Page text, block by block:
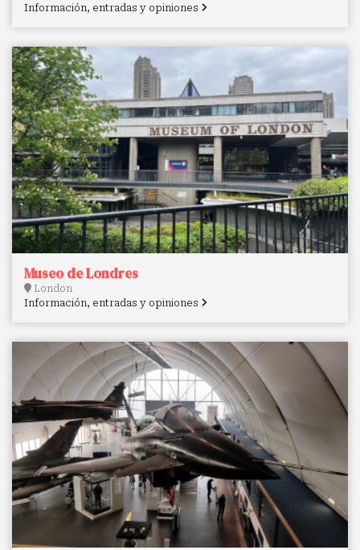
Información, entradas y opiniones
Museo de Londres
London
Información, entradas y opiniones